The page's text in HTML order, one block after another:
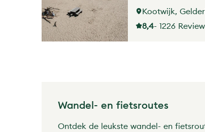
Kootwijk,
8,4- 1226
Wandel- en fietsroutes
Ontdek de leukste wandel- en